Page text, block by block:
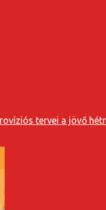
tervei a jövő